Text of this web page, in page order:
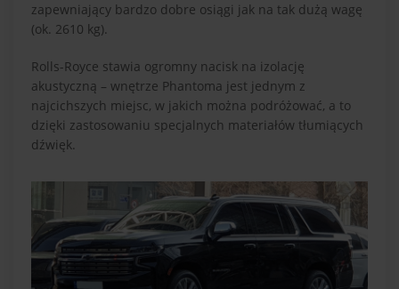
zapewniający bardzo dobre osiągi jak na tak dużą wagę
(ok. 2610 kg).
Rolls-Royce stawia ogromny nacisk na izolację
akustyczną – wnętrze Phantoma jest jednym z
najcichszych miejsc, w jakich można podróżować, a to
dzięki zastosowaniu specjalnych materiałów tłumiących
dźwięk.